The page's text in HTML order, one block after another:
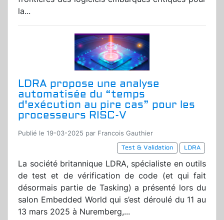
la...
LDRA propose une analyse
automatisée du “temps
d'exécution au pire cas” pour les
processeurs RISC-V
Publié le 19-03-2025 par Francois Gauthier
Test & Validation
LDRA
La société britannique LDRA, spécialiste en outils
de test et de vérification de code (et qui fait
désormais partie de Tasking) a présenté lors du
salon Embedded World qui s’est déroulé du 11 au
13 mars 2025 à Nuremberg,...